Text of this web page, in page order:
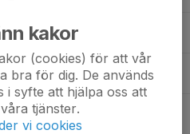
kakor
(cookies) för att vår
bra för dig. De används
i syfte att hjälpa oss att
tjänster.
vi cookies